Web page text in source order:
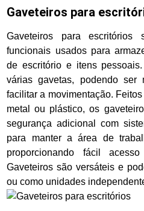
Gaveteiros para
Gaveteiros para escritórios
funcionais usados para
de escritório e itens
várias gavetas, podendo ser
facilitar a movimentação.
metal ou plástico, os
segurança adicional com
para manter a área de
proporcionando fácil
Gaveteiros são versáteis e
ou como unidades